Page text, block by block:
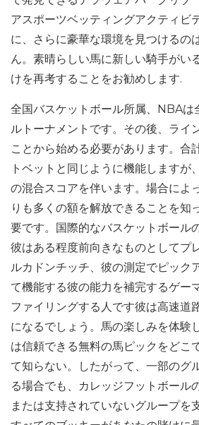
アスポーツベッティングアクティビ
に、さらに豪華な環境を見つけるの
ん。素晴らしい馬に新しい騎手がい
けを再考することをお勧めします.
全国バスケットボール所属、NBAは
ルトーナメントです。その後、ライ
ことから始める必要があります。合
トベットと同じように機能しますが
の混合スコアを伴います。場合によ
りも多くの額を解放できることを知
要です。国際的なバスケットボール
彼はある程度前向きなものとしてプ
ルカドンチッチ、彼の測定でピック
て機能する彼の能力を補完するゲー
ファイリングする人です彼は高速道
になるでしょう。馬の楽しみを体験
は信頼できる無料の馬ピックをどこ
て知らない。したがって、一部のグ
る場合でも、カレッジフットボール
または支持されていないグループを